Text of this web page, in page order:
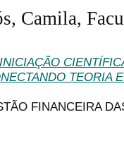
Camila,
TEORIA
FINANCEIRA